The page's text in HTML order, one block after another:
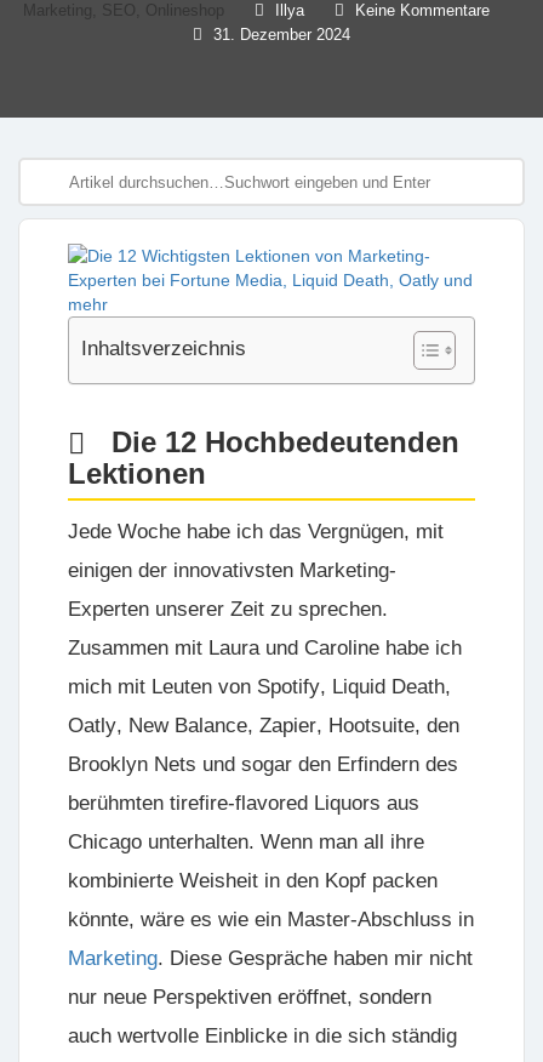
Marketing, SEO, Onlineshop Illya
Keine Kommentare
31. Dezember 2024
Inhaltsverzeichnis
Die 12 Hochbedeutenden
Lektionen
Jede Woche habe ich das Vergnügen, mit
einigen der innovativsten Marketing-
Experten unserer Zeit zu sprechen.
Zusammen mit Laura und Caroline habe ich
mich mit Leuten von Spotify, Liquid Death,
Oatly, New Balance, Zapier, Hootsuite, den
Brooklyn Nets und sogar den Erfindern des
berühmten tirefire-flavored Liquors aus
Chicago unterhalten. Wenn man all ihre
kombinierte Weisheit in den Kopf packen
könnte, wäre es wie ein Master-Abschluss in
Marketing. Diese Gespräche haben mir nicht
nur neue Perspektiven eröffnet, sondern
auch wertvolle Einblicke in die sich ständig